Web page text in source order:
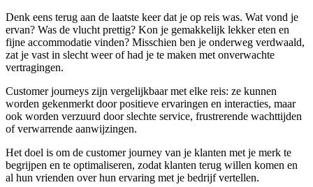
Denk eens terug aan de laatste keer dat je op reis was. Wat vond je
ervan? Was de vlucht prettig? Kon je gemakkelijk lekker eten en
fijne accommodatie vinden? Misschien ben je onderweg verdwaald,
zat je vast in slecht weer of had je te maken met onverwachte
vertragingen.
Customer journeys zijn vergelijkbaar met elke reis: ze kunnen
worden gekenmerkt door positieve ervaringen en interacties, maar
ook worden verzuurd door slechte service, frustrerende wachttijden
of verwarrende aanwijzingen.
Het doel is om de customer journey van je klanten met je merk te
begrijpen en te optimaliseren, zodat klanten terug willen komen en
al hun vrienden over hun ervaring met je bedrijf vertellen.